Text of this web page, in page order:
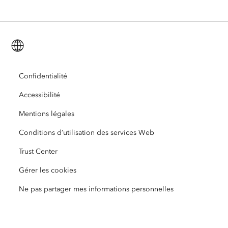
Esri Store
Réseau des jeunes professionnels Esri
Formation
ArcUser
ArcNews
Esri Press
Dictionnaire SIG
Carrières
Ouverture
Code de conduite professionnelle
Plan du site
ArcGIS for Student Use
Protection de l’environnement
Enseignement
Égalité raciale
Confidentialité
Accessibilité
Mentions légales
Conditions d’utilisation des services Web
Trust Center
Gérer les cookies
Ne pas partager mes informations personnelles